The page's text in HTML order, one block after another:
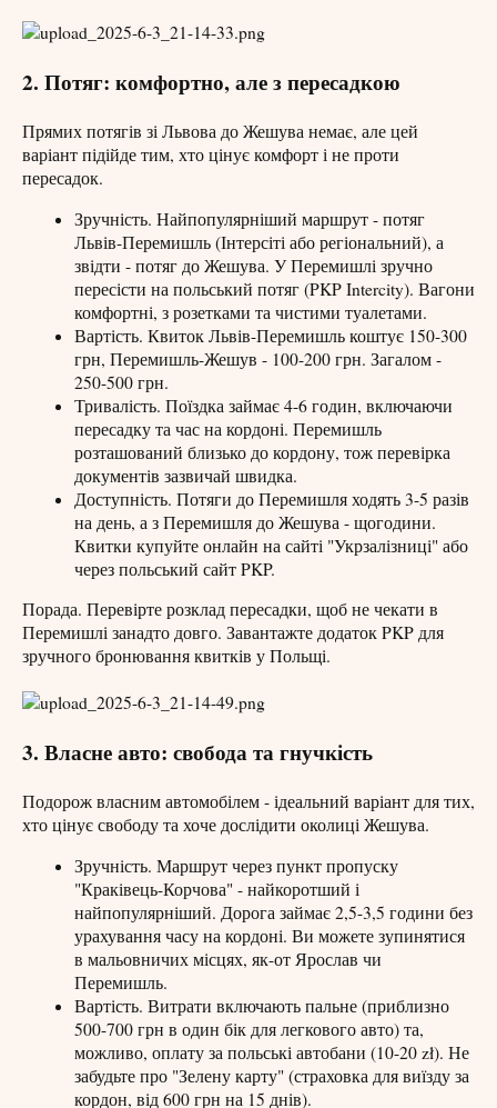
2. Потяг: комфортно, але з пересадкою
Прямих потягів зі Львова до Жешува немає, але цей
варіант підійде тим, хто цінує комфорт і не проти
пересадок.
Зручність. Найпопулярніший маршрут - потяг
Львів-Перемишль (Інтерсіті або регіональний), а
звідти - потяг до Жешува. У Перемишлі зручно
пересісти на польський потяг (PKP Intercity). Вагони
комфортні, з розетками та чистими туалетами.
Вартість. Квиток Львів-Перемишль коштує 150-300
грн, Перемишль-Жешув - 100-200 грн. Загалом -
250-500 грн.
Тривалість. Поїздка займає 4-6 годин, включаючи
пересадку та час на кордоні. Перемишль
розташований близько до кордону, тож перевірка
документів зазвичай швидка.
Доступність. Потяги до Перемишля ходять 3-5 разів
на день, а з Перемишля до Жешува - щогодини.
Квитки купуйте онлайн на сайті "Укрзалізниці" або
через польський сайт PKP.
Порада. Перевірте розклад пересадки, щоб не чекати в
Перемишлі занадто довго. Завантажте додаток PKP для
зручного бронювання квитків у Польщі.
3. Власне авто: свобода та гнучкість
Подорож власним автомобілем - ідеальний варіант для тих,
хто цінує свободу та хоче дослідити околиці Жешува.
Зручність. Маршрут через пункт пропуску
"Краківець-Корчова" - найкоротший і
найпопулярніший. Дорога займає 2,5-3,5 години без
урахування часу на кордоні. Ви можете зупинятися
в мальовничих місцях, як-от Ярослав чи
Перемишль.
Вартість. Витрати включають пальне (приблизно
500-700 грн в один бік для легкового авто) та,
можливо, оплату за польські автобани (10-20 zł). Не
забудьте про "Зелену карту" (страховка для виїзду за
кордон, від 600 грн на 15 днів).